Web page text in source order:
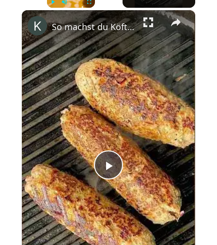
Play Unmute Fullscreen ×
Play
Video
So machst du Köfte! #shorts